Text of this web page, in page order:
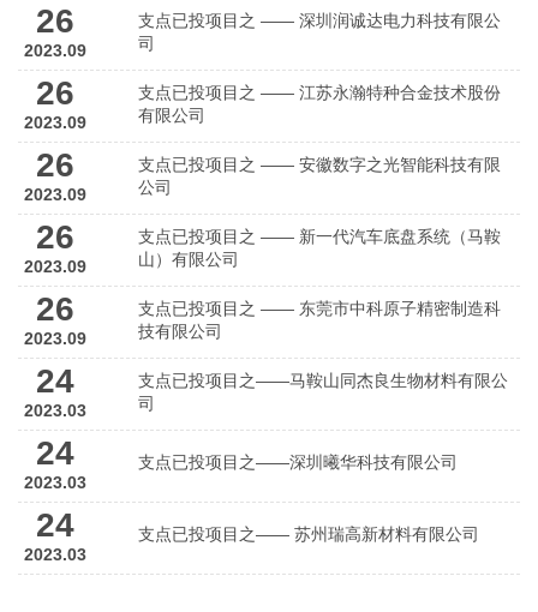
26
2023.09
支点已投项目之 —— 深圳润诚达电力科技有限公
司
26
2023.09
支点已投项目之 —— 江苏永瀚特种合金技术股份
有限公司
26
2023.09
支点已投项目之 —— 安徽数字之光智能科技有限
公司
26
2023.09
支点已投项目之 —— 新一代汽车底盘系统（马鞍
山）有限公司
26
2023.09
支点已投项目之 —— 东莞市中科原子精密制造科
技有限公司
24
2023.03
支点已投项目之——马鞍山同杰良生物材料有限公
司
24
2023.03
支点已投项目之——深圳曦华科技有限公司
24
2023.03
支点已投项目之—— 苏州瑞高新材料有限公司